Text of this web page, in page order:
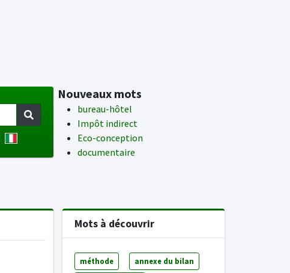
Nouveaux mots
bureau-hôtel
Impôt indirect
Eco-conception
documentaire
Mots à découvrir
méthode annexe du bilan